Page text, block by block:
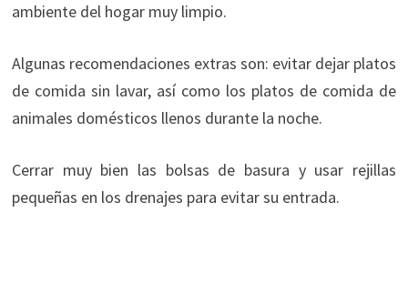
ambiente del hogar muy limpio.
Algunas recomendaciones extras son: evitar dejar platos
de comida sin lavar, así como los platos de comida de
animales domésticos llenos durante la noche.
Cerrar muy bien las bolsas de basura y usar rejillas
pequeñas en los drenajes para evitar su entrada.